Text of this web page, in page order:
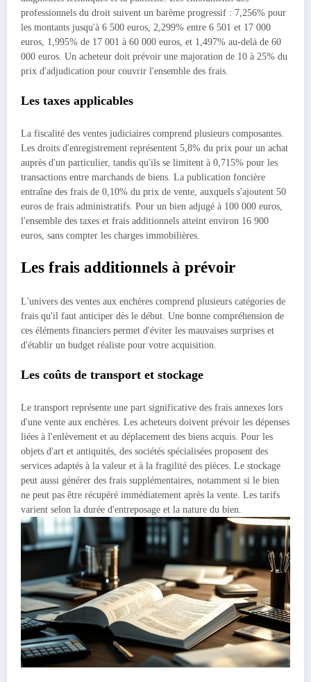
professionnels du droit suivent un barème progressif : 7,256% pour
les montants jusqu'à 6 500 euros, 2,299% entre 6 501 et 17 000
euros, 1,995% de 17 001 à 60 000 euros, et 1,497% au-delà de 60
000 euros. Un acheteur doit prévoir une majoration de 10 à 25% du
prix d'adjudication pour couvrir l'ensemble des frais.
Les taxes applicables
La fiscalité des ventes judiciaires comprend plusieurs composantes.
Les droits d'enregistrement représentent 5,8% du prix pour un achat
auprès d'un particulier, tandis qu'ils se limitent à 0,715% pour les
transactions entre marchands de biens. La publication foncière
entraîne des frais de 0,10% du prix de vente, auxquels s'ajoutent 50
euros de frais administratifs. Pour un bien adjugé à 100 000 euros,
l'ensemble des taxes et frais additionnels atteint environ 16 900
euros, sans compter les charges immobilières.
Les frais additionnels à prévoir
L'univers des ventes aux enchères comprend plusieurs catégories de
frais qu'il faut anticiper dès le début. Une bonne compréhension de
ces éléments financiers permet d'éviter les mauvaises surprises et
d'établir un budget réaliste pour votre acquisition.
Les coûts de transport et stockage
Le transport représente une part significative des frais annexes lors
d'une vente aux enchères. Les acheteurs doivent prévoir les dépenses
liées à l'enlèvement et au déplacement des biens acquis. Pour les
objets d'art et antiquités, des sociétés spécialisées proposent des
services adaptés à la valeur et à la fragilité des pièces. Le stockage
peut aussi générer des frais supplémentaires, notamment si le bien
ne peut pas être récupéré immédiatement après la vente. Les tarifs
varient selon la durée d'entreposage et la nature du bien.